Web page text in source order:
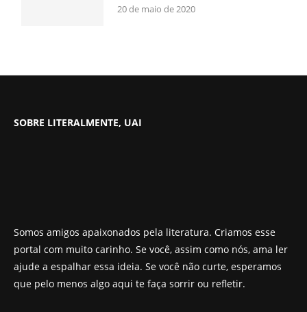
20 de maio de 2020
SOBRE LITERALMENTE, UAI
Somos amigos apaixonados pela literatura. Criamos esse
portal com muito carinho. Se você, assim como nós, ama ler
ajude a espalhar essa ideia. Se você não curte, esperamos
que pelo menos algo aqui te faça sorrir ou refletir.